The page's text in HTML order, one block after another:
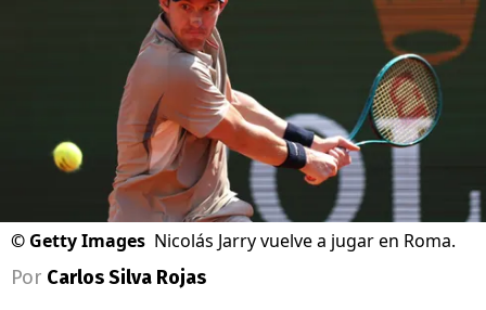
© Getty Images Nicolás Jarry vuelve a jugar en Roma.
Por Carlos Silva Rojas